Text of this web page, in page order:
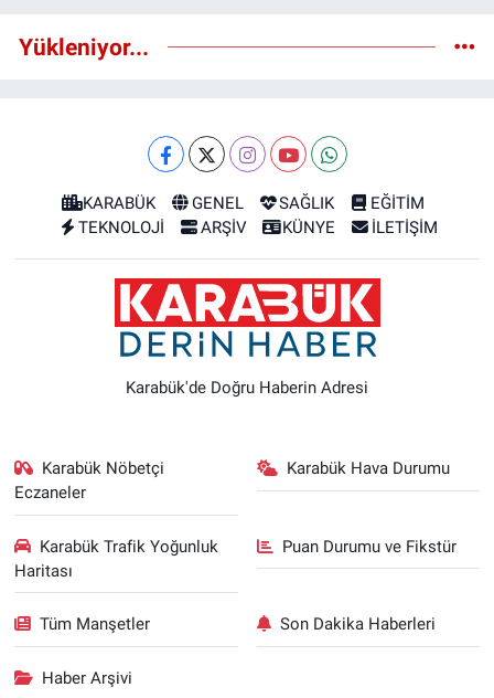
Yükleniyor...
KARABÜK GENEL SAĞLIK
EĞİTİM
TEKNOLOJİ
ARŞİV KÜNYE İLETİŞİM
Karabük'de Doğru Haberin Adresi
Karabük Nöbetçi
Eczaneler
Karabük Hava Durumu
Karabük Trafik Yoğunluk
Haritası
Puan Durumu ve Fikstür
Tüm Manşetler Son Dakika Haberleri
Haber Arşivi